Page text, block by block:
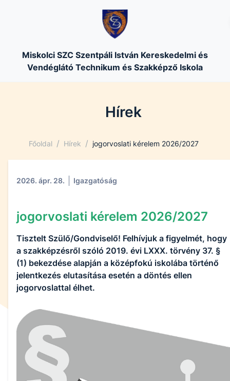
Miskolci SZC Szentpáli István Kereskedelmi és
Vendéglátó Technikum és Szakképző Iskola
Hírek
Főoldal / Hírek / jogorvoslati kérelem 2026/2027
2026. ápr. 28. Igazgatóság
jogorvoslati kérelem 2026/2027
Tisztelt Szülő/Gondviselő! Felhívjuk a figyelmét, hogy
a szakképzésről szóló 2019. évi LXXX. törvény 37. §
(1) bekezdése alapján a középfokú iskolába történő
jelentkezés elutasítása esetén a döntés ellen
jogorvoslattal élhet.